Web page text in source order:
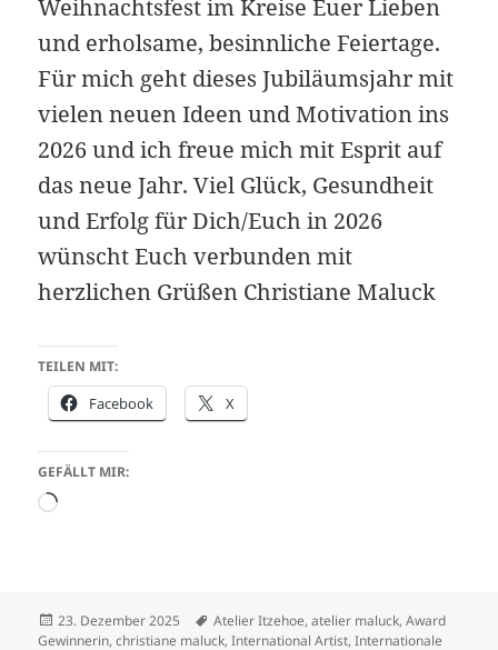
Weihnachtsfest im Kreise Euer Lieben
und erholsame, besinnliche Feiertage.
Für mich geht dieses Jubiläumsjahr mit
vielen neuen Ideen und Motivation ins
2026 und ich freue mich mit Esprit auf
das neue Jahr. Viel Glück, Gesundheit
und Erfolg für Dich/Euch in 2026
wünscht Euch verbunden mit
herzlichen Grüßen Christiane Maluck
TEILEN MIT:
Facebook X
GEFÄLLT MIR:
Wird
Veröffentlicht
am
23. Dezember 2025 Schlagwörter
Atelier Itzehoe,atelier maluck,Award
Gewinnerin,christiane maluck,International Artist,Internationale